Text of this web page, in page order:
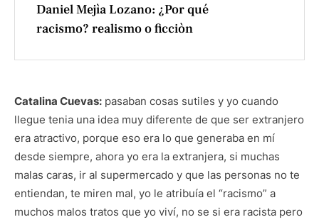
Daniel Mejìa Lozano: ¿Por qué
racismo? realismo o ficciòn
Catalina Cuevas: pasaban cosas sutiles y yo cuando
llegue tenia una idea muy diferente de que ser extranjero
era atractivo, porque eso era lo que generaba en mí
desde siempre, ahora yo era la extranjera, si muchas
malas caras, ir al supermercado y que las personas no te
entiendan, te miren mal, yo le atribuía el “racismo” a
muchos malos tratos que yo viví, no se si era racista pero